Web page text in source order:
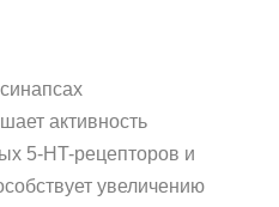
активность
5-HT-рецепторов и
увеличению